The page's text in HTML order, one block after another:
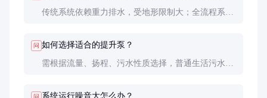
传统系统依赖重力排水，受地形限制大；全流程系统
问 如何选择适合的提升泵？
需根据流量、扬程、污水性质选择，普通生活污水可
问 系统运行噪音大怎么办？